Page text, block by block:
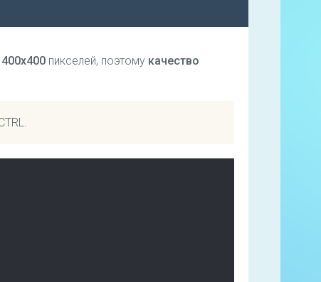
400х400 пикселей, поэтому качество